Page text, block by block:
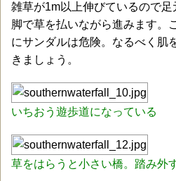
雑草が1m以上伸びているので
脚で草を払いながら進みます。
にサンダルは危険。なるべく肌
きましょう。
いちおう遊歩道になっている
草をはらうと小さい橋。踏み外